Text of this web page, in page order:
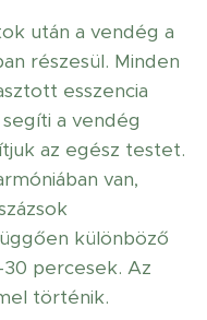
után a vendég a
részesül. Minden
esszencia
a vendég
az egész testet.
van,
különböző
percesek. Az
történik.